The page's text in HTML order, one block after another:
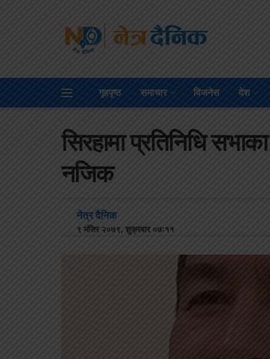
गृहपृष्ठ समाचार विजनेस देश
सिरहामा प्रतिनिधि
नजिक
नेत्र दैनिक
९ मंसिर २०७९, शुक्रबार ०७:११